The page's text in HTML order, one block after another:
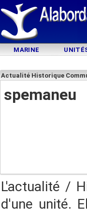
MARINE
Actualité Historique
spemaneu
L'actualité /
d'une unité.